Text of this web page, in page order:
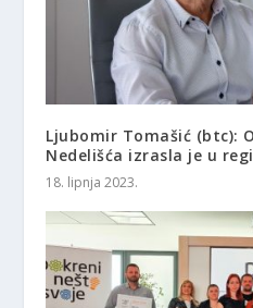
Ljubomir Tomašić (btc):
Nedelišća izrasla je u
18. lipnja 2023.